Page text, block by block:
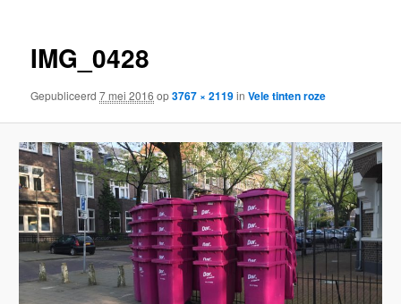
IMG_0428
Gepubliceerd7 mei 2016 op3767 × 2119inVele tinten roze